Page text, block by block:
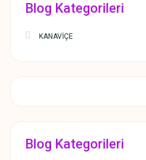
Blog Kategorileri
KANAVİÇE
Blog Kategorileri